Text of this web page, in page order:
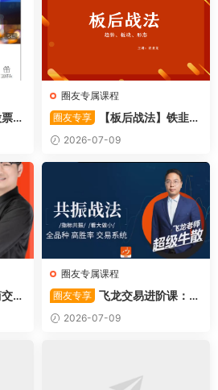
操
圈友专属课程
圈友专享
【板后战法】铁韭菜
板后强势战法
2026-07-09
易
圈友专属课程
圈友专享 飞龙交易进阶课：共
振战法
2026-07-09